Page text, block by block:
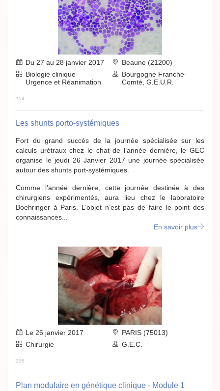
Du 27 au 28 janvier 2017
Beaune (21200)
Biologie clinique
Urgence et Réanimation
Bourgogne Franche-
Comté, G.E.U.R.
154
Les shunts porto-systémiques
Fort du grand succès de la journée spécialisée sur les
calculs urétraux chez le chat de l’année dernière, le GEC
organise le jeudi 26 Janvier 2017 une journée spécialisée
autour des shunts port-systémiques.
Comme l’année dernière, cette journée destinée à des
chirurgiens expérimentés, aura lieu chez le laboratoire
Boehringer à Paris. L’objet n’est pas de faire le point des
connaissances...
En savoir plus
Le 26 janvier 2017
PARIS (75013)
Chirurgie
G.E.C.
208
Plan modulaire en génétique clinique - Module 1